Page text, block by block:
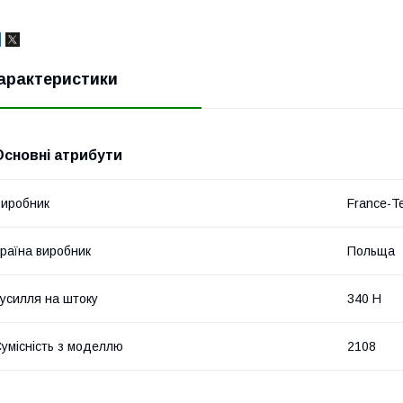
атрибути
France-
виробник Польща
на штоку 340 Н
з моделлю 2108